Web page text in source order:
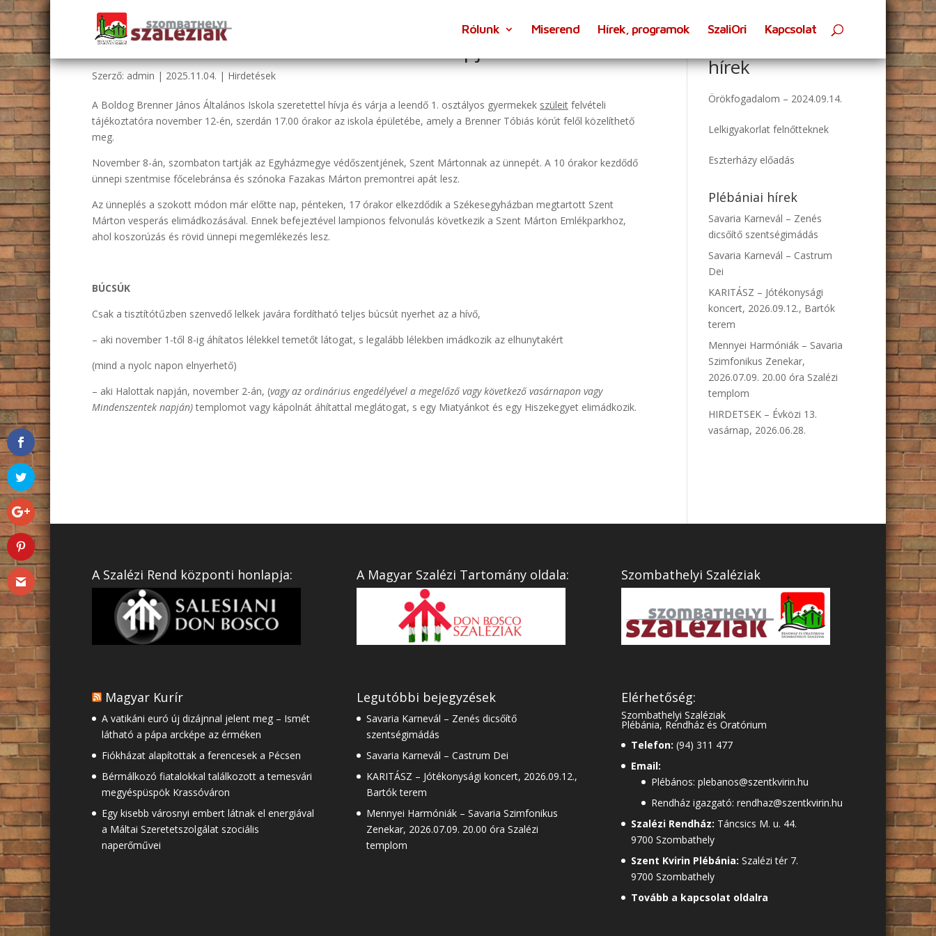
Rólunk Miserend Hírek, programok SzaliOri Kapcsolat
HIRDETÉSEK 2025.11.02. – Halottak napja
Szerző: admin | 2025.11.04. | Hirdetések
A Boldog Brenner János Általános Iskola szeretettel hívja és várja a leendő 1. osztályos gyermekek szüleit felvételi
tájékoztatóra november 12-én, szerdán 17.00 órakor az iskola épületébe, amely a Brenner Tóbiás körút felől közelíthető
meg.
November 8-án, szombaton tartják az Egyházmegye védőszentjének, Szent Mártonnak az ünnepét. A 10 órakor kezdődő
ünnepi szentmise főcelebránsa és szónoka Fazakas Márton premontrei apát lesz.
Az ünneplés a szokott módon már előtte nap, pénteken, 17 órakor elkezdődik a Székesegyházban megtartott Szent
Márton vesperás elimádkozásával. Ennek befejeztével lampionos felvonulás következik a Szent Márton Emlékparkhoz,
ahol koszorúzás és rövid ünnepi megemlékezés lesz.
BÚCSÚK
Csak a tisztítótűzben szenvedő lelkek javára fordítható teljes búcsút nyerhet az a hívő,
– aki november 1-től 8-ig áhítatos lélekkel temetőt látogat, s legalább lélekben imádkozik az elhunytakért
(mind a nyolc napon elnyerhető)
– aki Halottak napján, november 2-án, (vagy az ordinárius engedélyével a megelőző vagy következő vasárnapon vagy
Mindenszentek napján)templomot vagy kápolnát áhítattal meglátogat, s egy Miatyánkot és egy Hiszekegyet elimádkozik.
hírek
Örökfogadalom – 2024.09.14.
Lelkigyakorlat felnőtteknek
Eszterházy előadás
Plébániai hírek
Savaria Karnevál – Zenés
dicsőítő szentségimádás
Savaria Karnevál – Castrum
Dei
KARITÁSZ – Jótékonysági
koncert, 2026.09.12., Bartók
terem
Mennyei Harmóniák – Savaria
Szimfonikus Zenekar,
2026.07.09. 20.00 óra Szalézi
templom
HIRDETSEK – Évközi 13.
vasárnap, 2026.06.28.
A Szalézi Rend központi honlapja:
Magyar Kurír
A vatikáni euró új dizájnnal jelent meg – Ismét
látható a pápa arcképe az érméken
Fiókházat alapítottak a ferencesek a Pécsen
Bérmálkozó fiatalokkal találkozott a temesvári
megyéspüspök Krassóváron
Egy kisebb városnyi embert látnak el energiával
a Máltai Szeretetszolgálat szociális
naperőművei
A Magyar Szalézi Tartomány oldala:
Legutóbbi bejegyzések
Savaria Karnevál – Zenés dicsőítő
szentségimádás
Savaria Karnevál – Castrum Dei
KARITÁSZ – Jótékonysági koncert, 2026.09.12.,
Bartók terem
Mennyei Harmóniák – Savaria Szimfonikus
Zenekar, 2026.07.09. 20.00 óra Szalézi
templom
Szombathelyi Szaléziak
Elérhetőség:
Szombathelyi Szaléziak
Plébánia, Rendház és Oratórium
Telefon: (94) 311 477
Email:
Plébános: plebanos@szentkvirin.hu
Rendház igazgató: rendhaz@szentkvirin.hu
Szalézi Rendház: Táncsics M. u. 44.
9700 Szombathely
Szent Kvirin Plébánia: Szalézi tér 7.
9700 Szombathely
Tovább a kapcsolat oldalra